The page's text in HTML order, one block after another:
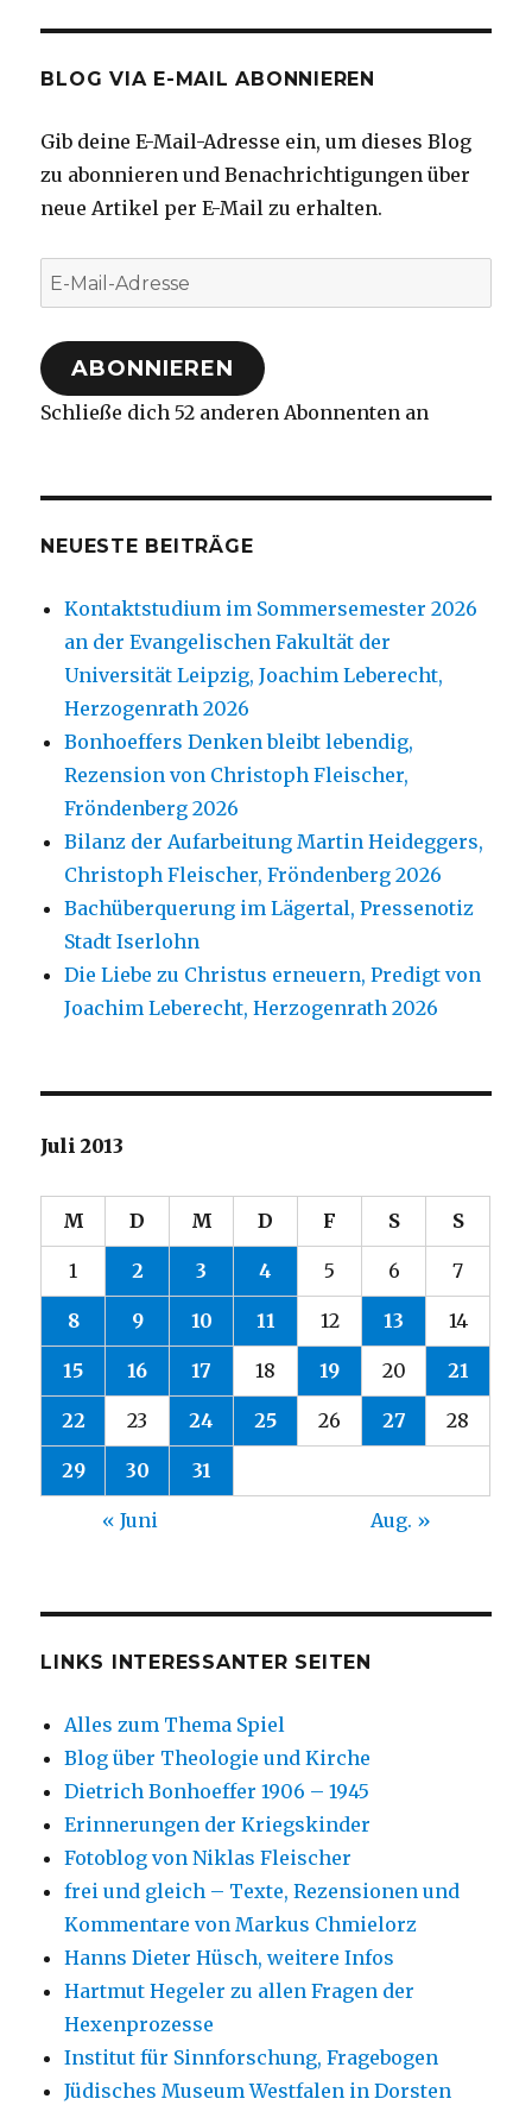
BLOG VIA E-MAIL ABONNIEREN
Gib deine E-Mail-Adresse ein, um dieses Blog
zu abonnieren und Benachrichtigungen über
neue Artikel per E-Mail zu erhalten.
E-
Mail-
Adresse
ABONNIEREN
Schließe dich 52 anderen Abonnenten an
NEUESTE BEITRÄGE
Kontaktstudium im Sommersemester 2026
an der Evangelischen Fakultät der
Universität Leipzig, Joachim Leberecht,
Herzogenrath 2026
Bonhoeffers Denken bleibt lebendig,
Rezension von Christoph Fleischer,
Fröndenberg 2026
Bilanz der Aufarbeitung Martin Heideggers,
Christoph Fleischer, Fröndenberg 2026
Bachüberquerung im Lägertal, Pressenotiz
Stadt Iserlohn
Die Liebe zu Christus erneuern, Predigt von
Joachim Leberecht, Herzogenrath 2026
Juli 2013
M D M D F S S
1 2 3 4 5 6 7
8 9 10 11 12 13 14
15 16 17 18 19 20 21
22 23 24 25 26 27 28
29 30 31
« Juni Aug. »
LINKS INTERESSANTER SEITEN
Alles zum Thema Spiel
Blog über Theologie und Kirche
Dietrich Bonhoeffer 1906 – 1945
Erinnerungen der Kriegskinder
Fotoblog von Niklas Fleischer
frei und gleich – Texte, Rezensionen und
Kommentare von Markus Chmielorz
Hanns Dieter Hüsch, weitere Infos
Hartmut Hegeler zu allen Fragen der
Hexenprozesse
Institut für Sinnforschung, Fragebogen
Jüdisches Museum Westfalen in Dorsten